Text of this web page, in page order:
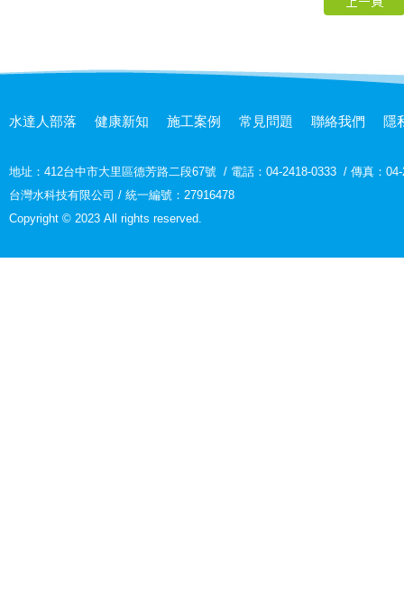
水達人部落 健康新知 施工案例 常見問題 聯絡我們 隱
地址： 412台中市大里區德芳路二段67號 / 電話：04-2418-0333 / 傳真：
台灣水科技有限公司 / 統一編號：27916478
Copyright © 2023 All rights reserved.